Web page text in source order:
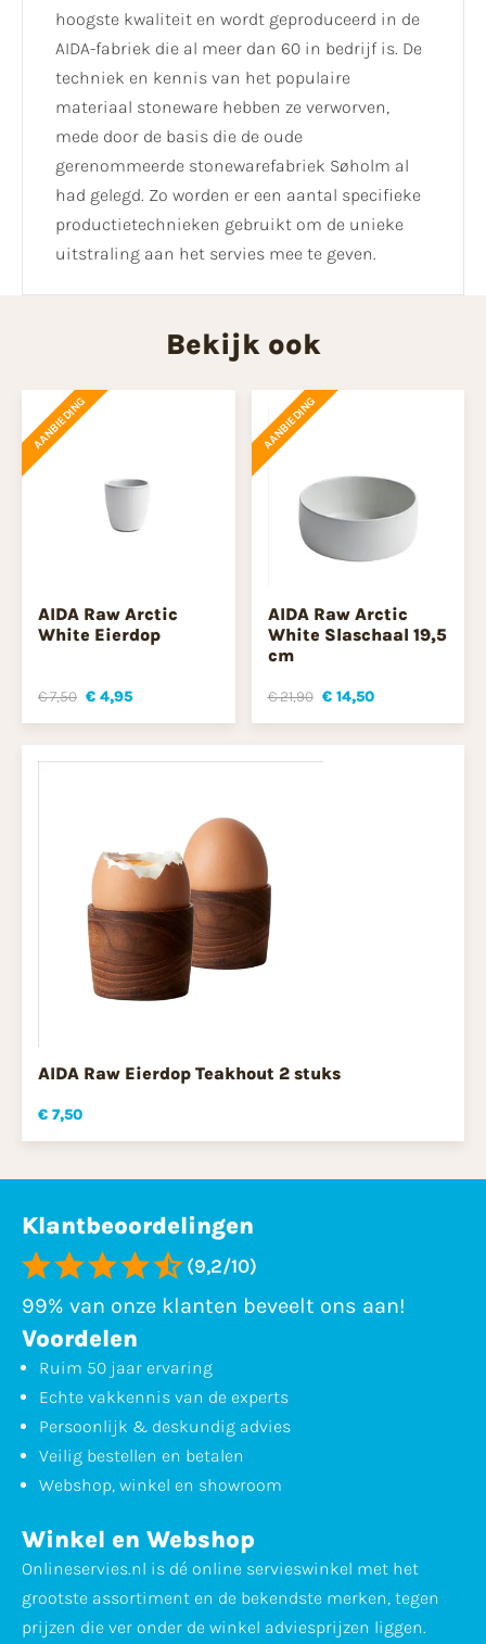
hoogste kwaliteit en wordt geproduceerd in de
AIDA-fabriek die al meer dan 60 in bedrijf is. De
techniek en kennis van het populaire
materiaal stoneware hebben ze verworven,
mede door de basis die de oude
gerenommeerde stonewarefabriek Søholm al
had gelegd. Zo worden er een aantal specifieke
productietechnieken gebruikt om de unieke
uitstraling aan het servies mee te geven.
Bekijk ook
AANBIEDING
AIDA Raw Arctic
White Eierdop
€ 7,50 € 4,95
AANBIEDING
AIDA Raw Arctic
White Slaschaal 19,5
cm
€ 21,90 € 14,50
AIDA Raw Eierdop Teakhout 2 stuks
€ 7,50
Klantbeoordelingen
(9,2/10)
99% van onze klanten beveelt ons aan!
Voordelen
Ruim 50 jaar ervaring
Echte vakkennis van de experts
Persoonlijk & deskundig advies
Veilig bestellen en betalen
Webshop, winkel en showroom
Winkel en Webshop
Onlineservies.nl is dé online servieswinkel met het
grootste assortiment en de bekendste merken, tegen
prijzen die ver onder de winkel adviesprijzen liggen.